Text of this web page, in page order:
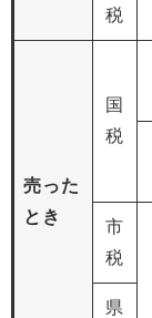
税
売った
とき
国
税
市
税
県